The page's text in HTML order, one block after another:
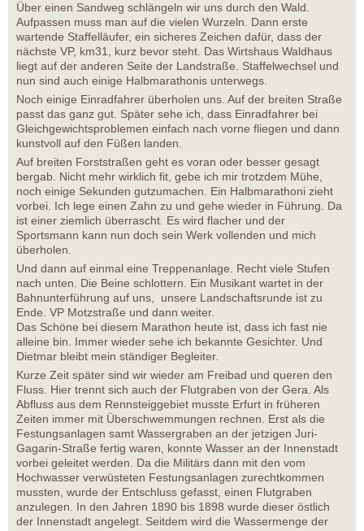
Über einen Sandweg schlängeln wir uns durch den Wald.
Aufpassen muss man auf die vielen Wurzeln. Dann erste
wartende Staffelläufer, ein sicheres Zeichen dafür, dass der
nächste VP, km31, kurz bevor steht. Das Wirtshaus Waldhaus
liegt auf der anderen Seite der Landstraße. Staffelwechsel und
nun sind auch einige Halbmarathonis unterwegs.
Noch einige Einradfahrer überholen uns. Auf der breiten Straße
passt das ganz gut. Später sehe ich, dass Einradfahrer bei
Gleichgewichtsproblemen einfach nach vorne fliegen und dann
kunstvoll auf den Füßen landen.
Auf breiten Forststraßen geht es voran oder besser gesagt
bergab. Nicht mehr wirklich fit, gebe ich mir trotzdem Mühe,
noch einige Sekunden gutzumachen. Ein Halbmarathoni zieht
vorbei. Ich lege einen Zahn zu und gehe wieder in Führung. Da
ist einer ziemlich überrascht. Es wird flacher und der
Sportsmann kann nun doch sein Werk vollenden und mich
überholen.
Und dann auf einmal eine Treppenanlage. Recht viele Stufen
nach unten. Die Beine schlottern. Ein Musikant wartet in der
Bahnunterführung auf uns, unsere Landschaftsrunde ist zu
Ende. VP Motzstraße und dann weiter.
Das Schöne bei diesem Marathon heute ist, dass ich fast nie
alleine bin. Immer wieder sehe ich bekannte Gesichter. Und
Dietmar bleibt mein ständiger Begleiter.
Kurze Zeit später sind wir wieder am Freibad und queren den
Fluss. Hier trennt sich auch der Flutgraben von der Gera. Als
Abfluss aus dem Rennsteiggebiet musste Erfurt in früheren
Zeiten immer mit Überschwemmungen rechnen. Erst als die
Festungsanlagen samt Wassergraben an der jetzigen Juri-
Gagarin-Straße fertig waren, konnte Wasser an der Innenstadt
vorbei geleitet werden. Da die Militärs dann mit den vom
Hochwasser verwüsteten Festungsanlagen zurechtkommen
mussten, wurde der Entschluss gefasst, einen Flutgraben
anzulegen. In den Jahren 1890 bis 1898 wurde dieser östlich
der Innenstadt angelegt. Seitdem wird die Wassermenge der